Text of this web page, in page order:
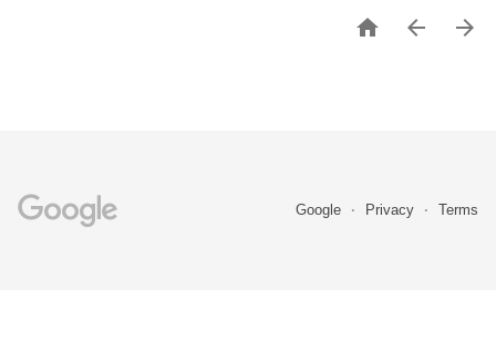
  
Google Privacy Terms